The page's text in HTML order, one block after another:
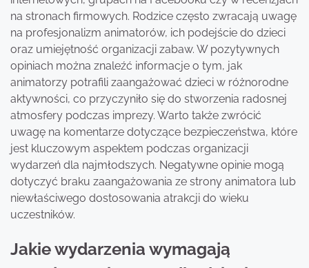
na stronach firmowych. Rodzice często zwracają uwagę
na profesjonalizm animatorów, ich podejście do dzieci
oraz umiejętność organizacji zabaw. W pozytywnych
opiniach można znaleźć informacje o tym, jak
animatorzy potrafili zaangażować dzieci w różnorodne
aktywności, co przyczyniło się do stworzenia radosnej
atmosfery podczas imprezy. Warto także zwrócić
uwagę na komentarze dotyczące bezpieczeństwa, które
jest kluczowym aspektem podczas organizacji
wydarzeń dla najmłodszych. Negatywne opinie mogą
dotyczyć braku zaangażowania ze strony animatora lub
niewłaściwego dostosowania atrakcji do wieku
uczestników.
Jakie wydarzenia wymagają